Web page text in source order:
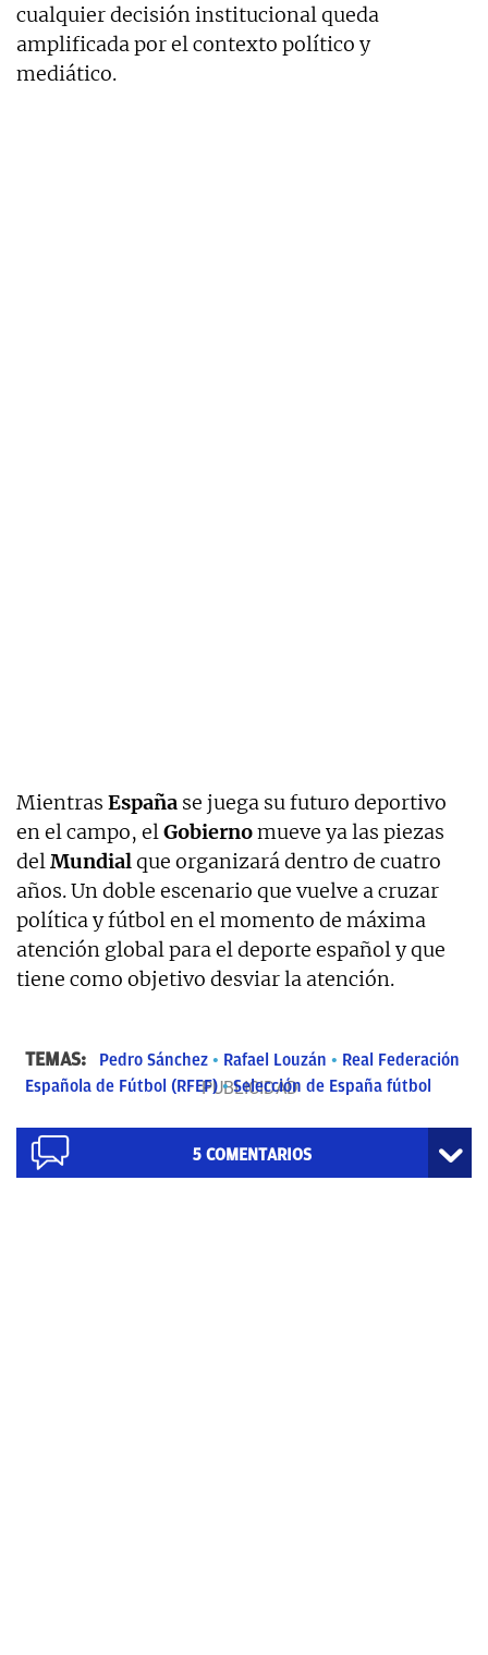
cualquier decisión institucional queda
amplificada por el contexto político y
mediático.
Mientras España se juega su futuro deportivo
en el campo, elGobiernomueve ya las piezas
delMundialque organizará dentro de cuatro
años. Un doble escenario que vuelve a cruzar
política y fútbol en el momento de máxima
atención global para el deporte español y que
tiene como objetivo desviar la atención.
TEMAS: Pedro Sánchez Rafael Louzán
Real Federación
Española de Fútbol (RFEF)
Selección de España fútbol
5 COMENTARIOS